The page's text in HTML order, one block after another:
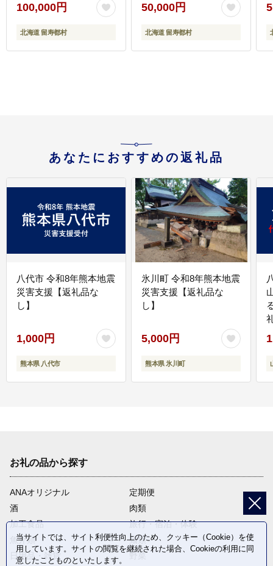
100,000円
北海道 留寿都村
50,000円
北海道 留寿都村
あなたにおすすめの返礼品
八代市 令和8年熊本地震
災害支援【返礼品な
し】
1,000円
熊本県 八代市
氷川町 令和8年熊本地震
災害支援【返礼品な
し】
5,000円
熊本県 氷川町
お礼の品から探す
ANAオリジナル
定期便
酒
肉類
加工食品
旅行・宿泊・体験
魚介類
麺類
日用品・雑貨
野菜
当サイトでは、サイト利便性向上のため、クッキー（Cookie）を使
用しています。サイトの閲覧を継続された場合、Cookieの利用に同
意したことものといたします。